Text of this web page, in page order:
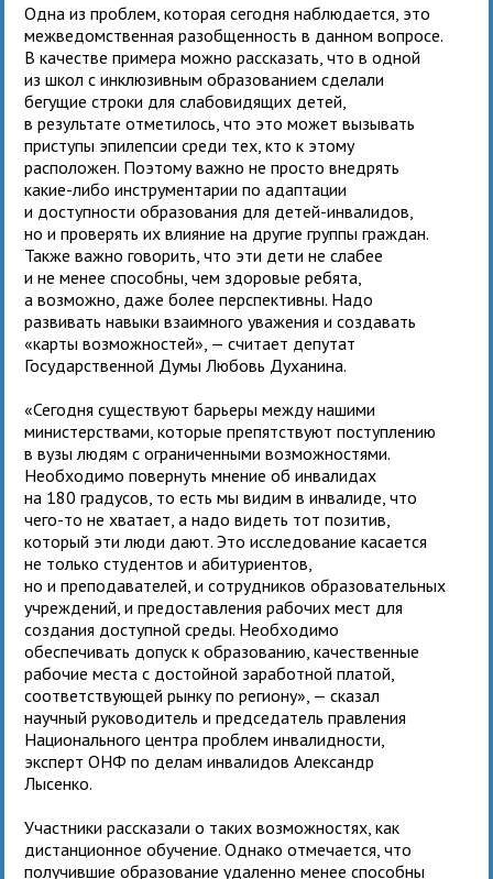
Одна из проблем, которая сегодня наблюдается, это
межведомственная разобщенность в данном вопросе.
В качестве примера можно рассказать, что в одной
из школ с инклюзивным образованием сделали
бегущие строки для слабовидящих детей,
в результате отметилось, что это может вызывать
приступы эпилепсии среди тех, кто к этому
расположен. Поэтому важно не просто внедрять
какие-либо инструментарии по адаптации
и доступности образования для детей-инвалидов,
но и проверять их влияние на другие группы граждан.
Также важно говорить, что эти дети не слабее
и не менее способны, чем здоровые ребята,
а возможно, даже более перспективны. Надо
развивать навыки взаимного уважения и создавать
«карты возможностей», — считает депутат
Государственной Думы Любовь Духанина.
«Сегодня существуют барьеры между нашими
министерствами, которые препятствуют поступлению
в вузы людям с ограниченными возможностями.
Необходимо повернуть мнение об инвалидах
на 180 градусов, то есть мы видим в инвалиде, что
чего-то не хватает, а надо видеть тот позитив,
который эти люди дают. Это исследование касается
не только студентов и абитуриентов,
но и преподавателей, и сотрудников образовательных
учреждений, и предоставления рабочих мест для
создания доступной среды. Необходимо
обеспечивать допуск к образованию, качественные
рабочие места с достойной заработной платой,
соответствующей рынку по региону», — сказал
научный руководитель и председатель правления
Национального центра проблем инвалидности,
эксперт ОНФ по делам инвалидов Александр
Лысенко.
Участники рассказали о таких возможностях, как
дистанционное обучение. Однако отмечается, что
получившие образование удаленно менее способны